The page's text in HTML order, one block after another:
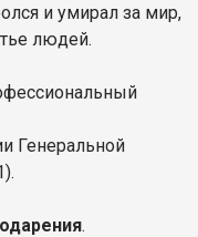
и умирал за мир,
людей.
Генеральной
.